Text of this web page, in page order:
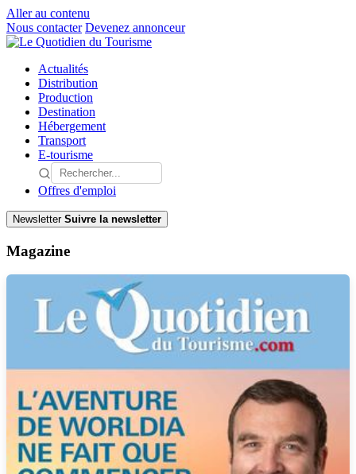
Aller au contenu
Nous contacter Devenez annonceur
Actualités
Distribution
Production
Destination
Hébergement
Transport
E-tourisme
Offres d'emploi
Newsletter Suivre la newsletter
Magazine